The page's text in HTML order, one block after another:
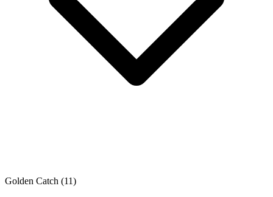
Golden Catch (11)